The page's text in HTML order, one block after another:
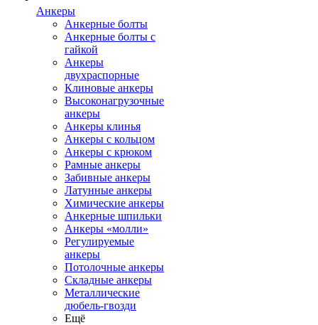
Анкеры
Анкерные болты
Анкерные болты с
гайкой
Анкеры
двухраспорные
Клиновые анкеры
Высоконагрузочные
анкеры
Анкеры клинья
Анкеры с кольцом
Анкеры с крюком
Рамные анкеры
Забивные анкеры
Латунные анкеры
Химические анкеры
Анкерные шпильки
Анкеры «молли»
Регулируемые
анкеры
Потолочные анкеры
Складные анкеры
Металлические
дюбель-гвозди
Ещё